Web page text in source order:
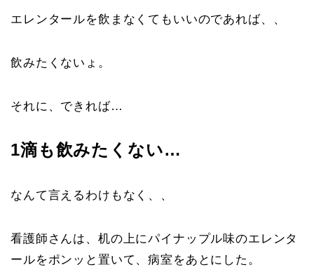
エレンタールを飲まなくてもいいのであれば、、
飲みたくないょ。
それに、できれば…
1滴も飲みたくない…
なんて言えるわけもなく、、
看護師さんは、机の上にパイナップル味のエレンタ
ールをポンッと置いて、病室をあとにした。